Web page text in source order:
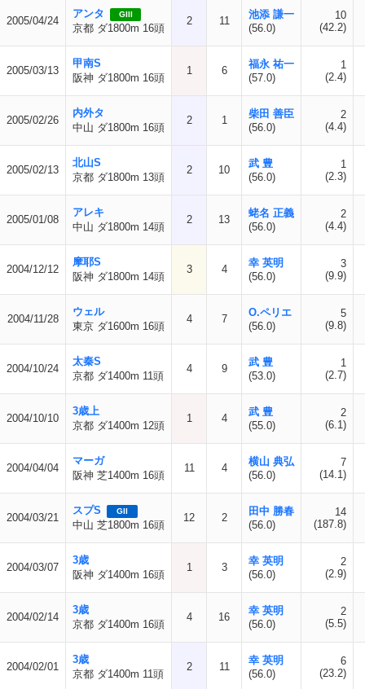
2005/04/24
アンタ GIII
京都 ダ1800m 16頭
2 11
池添 謙一
(56.0)
10
(42.2)
2005/03/13
甲南S
阪神 ダ1800m 16頭
1 6
福永 祐一
(57.0)
1
(2.4)
2005/02/26
内外タ
中山 ダ1800m 16頭
2 1
柴田 善臣
(56.0)
2
(4.4)
2005/02/13
北山S
京都 ダ1800m 13頭
2 10
武 豊
(56.0)
1
(2.3)
2005/01/08
アレキ
中山 ダ1800m 14頭
2 13
蛯名 正義
(56.0)
2
(4.4)
2004/12/12
摩耶S
阪神 ダ1800m 14頭
3 4
幸 英明
(56.0)
3
(9.9)
2004/11/28
ウェル
東京 ダ1600m 16頭
4 7
O.ペリエ
(56.0)
5
(9.8)
2004/10/24
太秦S
京都 ダ1400m 11頭
4 9
武 豊
(53.0)
1
(2.7)
2004/10/10
3歳上
京都 ダ1400m 12頭
1 4
武 豊
(55.0)
2
(6.1)
2004/04/04
マーガ
阪神 芝1400m 16頭
11 4
横山 典弘
(56.0)
7
(14.1)
2004/03/21
スプS GII
中山 芝1800m 16頭
12 2
田中 勝春
(56.0)
14
(187.8)
2004/03/07
3歳
阪神 ダ1400m 16頭
1 3
幸 英明
(56.0)
2
(2.9)
2004/02/14
3歳
京都 ダ1400m 16頭
4 16
幸 英明
(56.0)
2
(5.5)
2004/02/01
3歳
京都 ダ1400m 11頭
2 11
幸 英明
(56.0)
6
(23.2)